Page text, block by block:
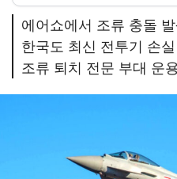
에어쇼에서 조류 충돌
한국도 최신 전투기 손실
조류 퇴치 전문 부대 운